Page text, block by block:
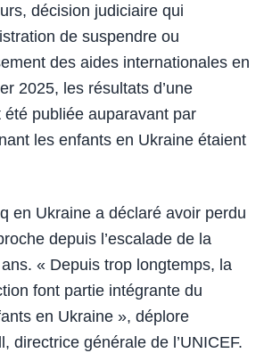
décision judiciaire qui
de suspendre ou
des aides internationales en
2025, les résultats d’une
publiée auparavant par
les enfants en Ukraine étaient
en Ukraine a déclaré avoir perdu
depuis l’escalade de la
« Depuis trop longtemps, la
font partie intégrante du
en Ukraine », déplore
directrice générale de l’UNICEF.